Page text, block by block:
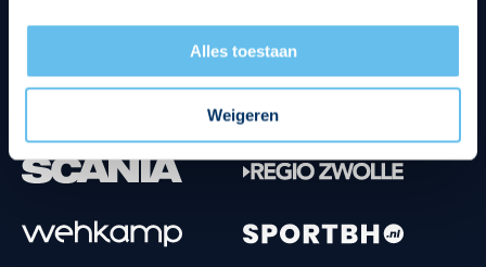
Alles toestaan
Weigeren